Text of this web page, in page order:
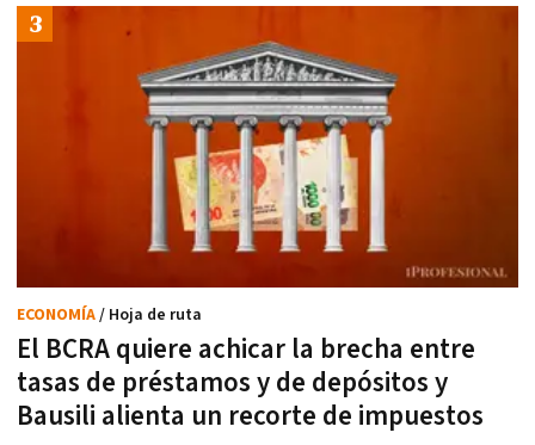
El BCRA quiere achicar la brecha entre
tasas de préstamos y de depósitos y
Bausili alienta un recorte de impuestos
ECONOMÍA/ Hoja de ruta